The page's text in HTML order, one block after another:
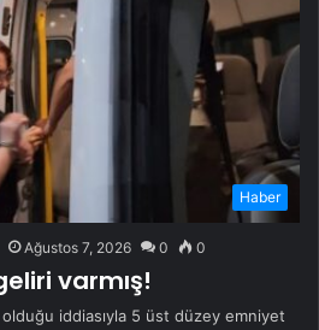
Haber
Ağustos 7, 2026 0 0
varmış!
olduğu iddiasıyla 5 üst düzey emniyet